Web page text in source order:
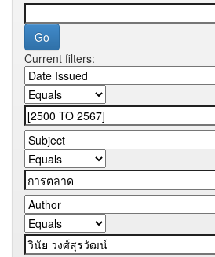
Current filters: